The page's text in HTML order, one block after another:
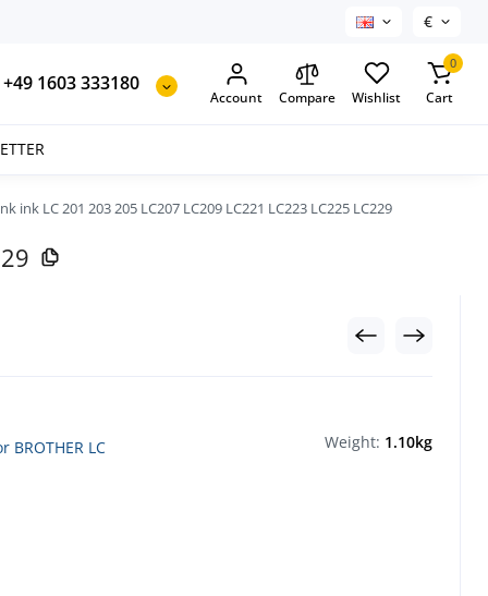
€
+49 1603 333180
Account Compare Wishlist
0
Cart
ink LC 201 203 205 LC207 LC209 LC221 LC223 LC225 LC229
LC Weight: 1.10kg